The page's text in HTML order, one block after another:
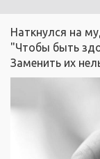
Наткнулся на
"Чтобы быть
Заменить их